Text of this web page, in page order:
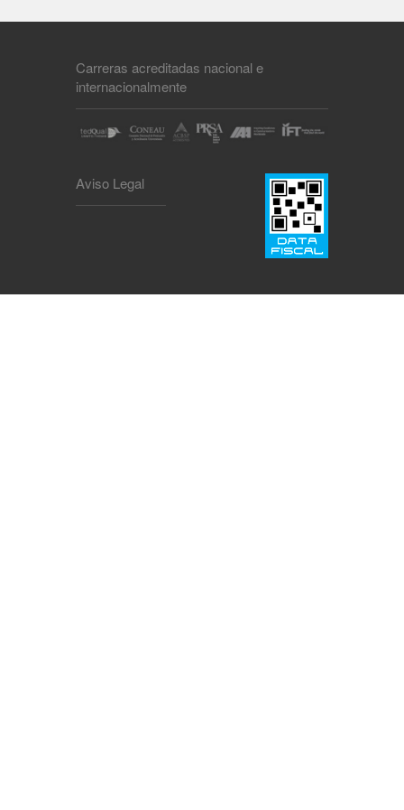
Carreras acreditadas nacional e
internacionalmente
Aviso Legal